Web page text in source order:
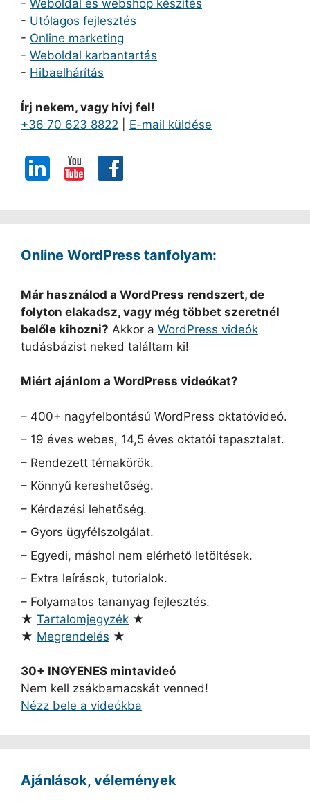
- Weboldal és webshop készítés
- Utólagos fejlesztés
- Online marketing
- Weboldal karbantartás
- Hibaelhárítás
Írj nekem, vagy hívj fel!
+36 70 623 8822
E-mail küldése
Online WordPress tanfolyam:
Már használod a WordPress rendszert, de
folyton elakadsz, vagy még többet szeretnél
belőle kihozni? Akkor a WordPress videók
tudásbázist neked találtam ki!
Miért ajánlom a WordPress videókat?
– 400+ nagyfelbontású WordPress oktatóvideó.
– 19 éves webes, 14,5 éves oktatói tapasztalat.
– Rendezett témakörök.
– Könnyű kereshetőség.
– Kérdezési lehetőség.
– Gyors ügyfélszolgálat.
– Egyedi, máshol nem elérhető letöltések.
– Extra leírások, tutorialok.
– Folyamatos tananyag fejlesztés.
★ Tartalomjegyzék ★
★ Megrendelés ★
30+ INGYENES mintavideó
Nem kell zsákbamacskát venned!
Nézz bele a videókba
Ajánlások, vélemények